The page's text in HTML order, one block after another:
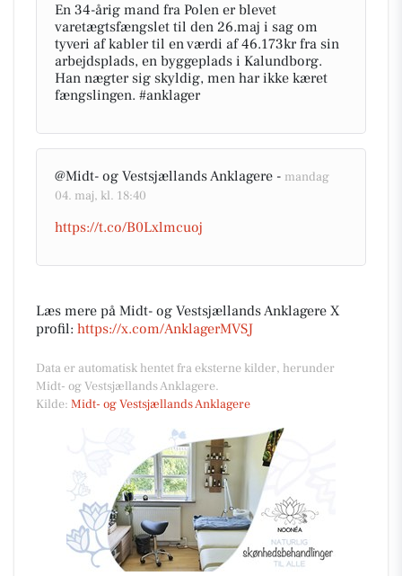
En 34-årig mand fra Polen er blevet
varetægtsfængslet til den 26.maj i sag om
tyveri af kabler til en værdi af 46.173kr fra sin
arbejdsplads, en byggeplads i Kalundborg.
Han nægter sig skyldig, men har ikke kæret
fængslingen. #anklager
@Midt- og Vestsjællands Anklagere - mandag
04. maj, kl. 18:40
https://t.co/B0Lxlmcuoj
Læs mere på Midt- og Vestsjællands Anklagere X
profil: https://x.com/AnklagerMVSJ
Data er automatisk hentet fra eksterne kilder, herunder
Midt- og Vestsjællands Anklagere.
Kilde: Midt- og Vestsjællands Anklagere